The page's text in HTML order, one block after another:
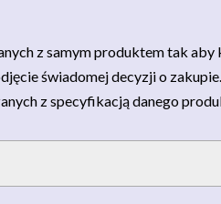
z samym produktem tak aby
świadomej decyzji o
z specyfikacją danego